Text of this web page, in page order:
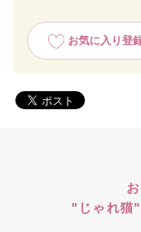
お気に入り登
"じゃれ猫"